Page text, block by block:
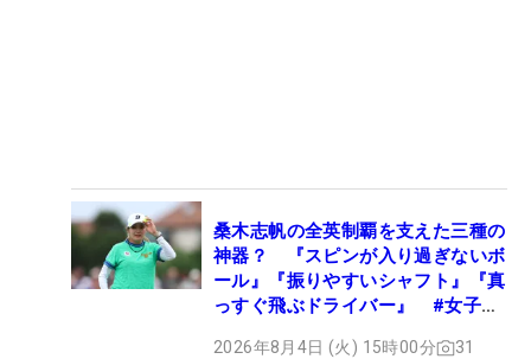
桑木志帆の全英制覇を支えた三種の
神器？ 『スピンが入り過ぎないボ
ール』『振りやすいシャフト』『真
っすぐ飛ぶドライバー』 #女子プ
2026年8月4日 (火) 15時00分 31